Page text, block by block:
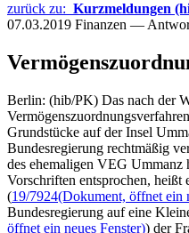
zurück zu: Kurzmeldungen
07.03.2019 Finanzen —
Berlin: (hib/PK) Das nach der
Grundstücke auf der Insel
Bundesregierung rechtmäßig
des ehemaligen VEG Ummanz
Vorschriften entsprochen, heißt
(19/7924(Dokument, öffnet ein
Bundesregierung auf eine
öffnet ein neues Fenster)) der